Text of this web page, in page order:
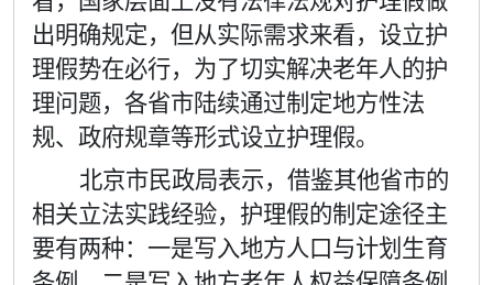
出明确规定，但从实际需求来看，设立护
理假势在必行，为了切实解决老年人的护
理问题，各省市陆续通过制定地方性法
规、政府规章等形式设立护理假。
北京市民政局表示，借鉴其他省市的
相关立法实践经验，护理假的制定途径主
要有两种：一是写入地方人口与计划生育